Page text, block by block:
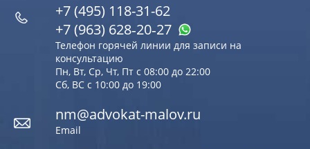
+7 (495) 118-31-62
+7 (963) 628‑20‑27
Телефон горячей линии для записи на
консультацию
Пн, Вт, Ср, Чт, Пт с 08:00 до 22:00
Сб, ВС с 10:00 до 19:00
nm@advokat-malov.ru
Email